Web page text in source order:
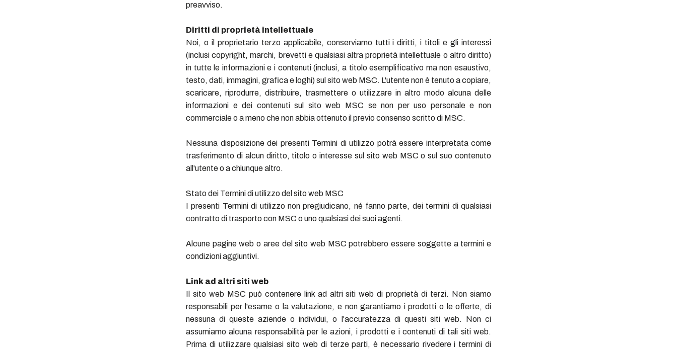
preavviso.
Diritti di proprietà intellettuale
Noi, o il proprietario terzo applicabile, conserviamo tutti i diritti, i titoli e gli interessi
(inclusi copyright, marchi, brevetti e qualsiasi altra proprietà intellettuale o altro diritto)
in tutte le informazioni e i contenuti (inclusi, a titolo esemplificativo ma non esaustivo,
testo, dati, immagini, grafica e loghi) sul sito web MSC. L'utente non è tenuto a copiare,
scaricare, riprodurre, distribuire, trasmettere o utilizzare in altro modo alcuna delle
informazioni e dei contenuti sul sito web MSC se non per uso personale e non
commerciale o a meno che non abbia ottenuto il previo consenso scritto di MSC.
Nessuna disposizione dei presenti Termini di utilizzo potrà essere interpretata come
trasferimento di alcun diritto, titolo o interesse sul sito web MSC o sul suo contenuto
all'utente o a chiunque altro.
Stato dei Termini di utilizzo del sito web MSC
I presenti Termini di utilizzo non pregiudicano, né fanno parte, dei termini di qualsiasi
contratto di trasporto con MSC o uno qualsiasi dei suoi agenti.
Alcune pagine web o aree del sito web MSC potrebbero essere soggette a termini e
condizioni aggiuntivi.
Link ad altri siti web
Il sito web MSC può contenere link ad altri siti web di proprietà di terzi. Non siamo
responsabili per l'esame o la valutazione, e non garantiamo i prodotti o le offerte, di
nessuna di queste aziende o individui, o l'accuratezza di questi siti web. Non ci
assumiamo alcuna responsabilità per le azioni, i prodotti e i contenuti di tali siti web.
Prima di utilizzare qualsiasi sito web di terze parti, è necessario rivedere i termini di